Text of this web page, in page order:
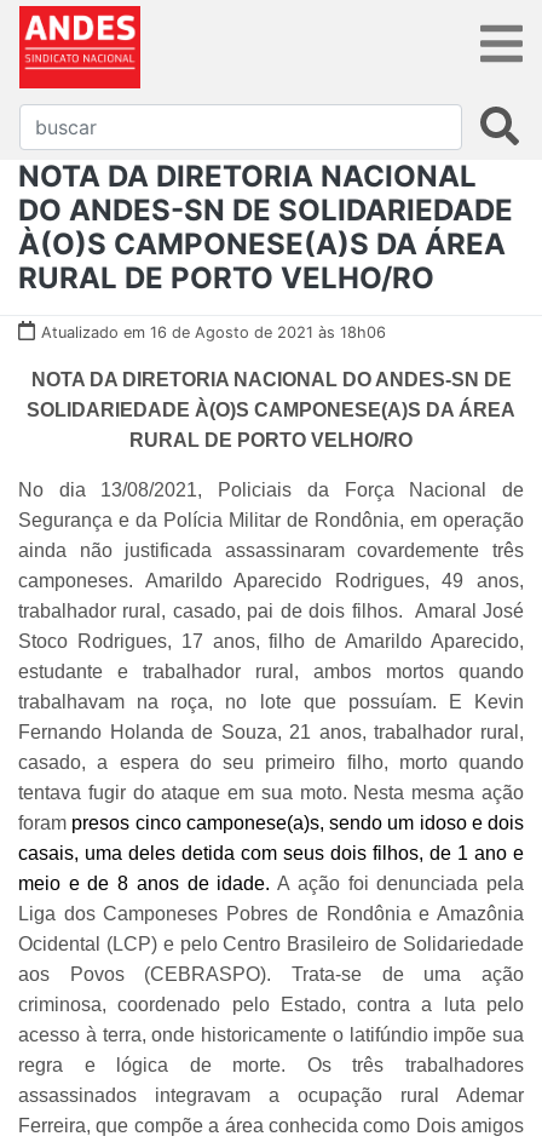
NOTA DA DIRETORIA NACIONAL
DO ANDES-SN DE SOLIDARIEDADE
À(O)S CAMPONESE(A)S DA ÁREA
RURAL DE PORTO VELHO/RO
Atualizado em 16 de Agosto de 2021 às 18h06
NOTA DA DIRETORIA NACIONAL DO ANDES-SN DE
SOLIDARIEDADE À(O)S CAMPONESE(A)S DA ÁREA
RURAL DE PORTO VELHO/RO
No dia 13/08/2021, Policiais da Força Nacional de
Segurança e da Polícia Militar de Rondônia, em operação
ainda não justificada assassinaram covardemente três
camponeses. Amarildo Aparecido Rodrigues, 49 anos,
trabalhador rural, casado, pai de dois filhos. Amaral José
Stoco Rodrigues, 17 anos, filho de Amarildo Aparecido,
estudante e trabalhador rural, ambos mortos quando
trabalhavam na roça, no lote que possuíam. E Kevin
Fernando Holanda de Souza, 21 anos, trabalhador rural,
casado, a espera do seu primeiro filho, morto quando
tentava fugir do ataque em sua moto. Nesta mesma ação
foram presos cinco camponese(a)s, sendo um idoso e dois
casais, uma deles detida com seus dois filhos, de 1 ano e
meio e de 8 anos de idade. A ação foi denunciada pela
Liga dos Camponeses Pobres de Rondônia e Amazônia
Ocidental (LCP) e pelo Centro Brasileiro de Solidariedade
aos Povos (CEBRASPO). Trata-se de uma ação
criminosa, coordenado pelo Estado, contra a luta pelo
acesso à terra, onde historicamente o latifúndio impõe sua
regra e lógica de morte. Os três trabalhadores
assassinados integravam a ocupação rural Ademar
Ferreira, que compõe a área conhecida como Dois amigos